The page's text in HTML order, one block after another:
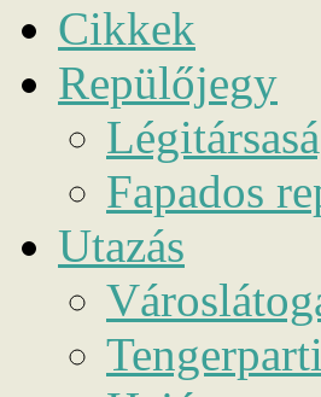
Cikkek
Repülőjegy
Fapados
Utazás